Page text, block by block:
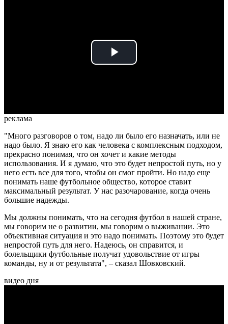
Play
реклама
"Много разговоров о том, надо ли было его назначать, или не
надо было. Я знаю его как человека с комплексным подходом,
прекрасно понимая, что он хочет и какие методы
использования. И я думаю, что это будет непростой путь, но у
него есть все для того, чтобы он смог пройти. Но надо еще
понимать наше футбольное общество, которое ставит
максимальный результат. У нас разочарование, когда очень
большие надежды.
Мы должны понимать, что на сегодня футбол в нашей стране,
мы говорим не о развитии, мы говорим о выживании. Это
объективная ситуация и это надо понимать. Поэтому это будет
непростой путь для него. Надеюсь, он справится, и
болельщики футбольные получат удовольствие от игры
команды, ну и от результата", – сказал Шовковский.
видео дня